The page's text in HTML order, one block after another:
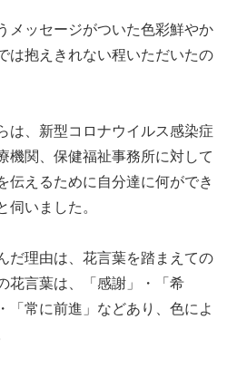
メッセージがついた色彩鮮やか
は抱えきれない程いただいたの
は、新型コロナウイルス感染症
機関、保健福祉事務所に対して
伝えるために自分達に何ができ
伺いました。
だ理由は、花言葉を踏まえての
花言葉は、「感謝」・「希
「常に前進」などあり、色によ